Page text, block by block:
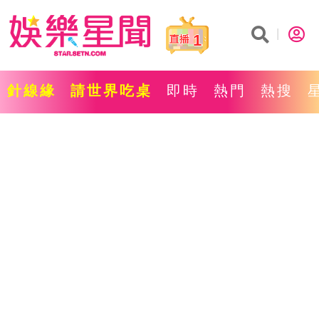
1
針線緣 請世界吃桌 即時 熱門 熱搜